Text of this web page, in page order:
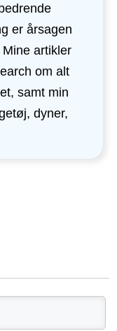
er årsagen
artikler
om alt
samt min
dyner,